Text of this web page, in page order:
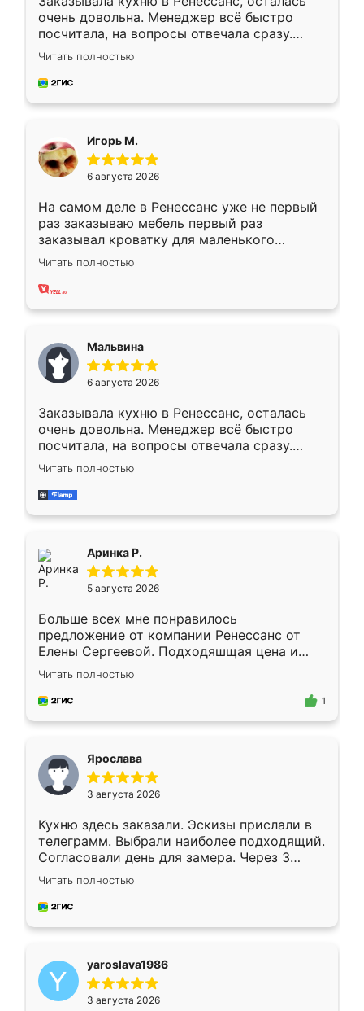
очень довольна. Менеджер всё быстро
посчитала, на вопросы отвечала сразу.
Замерщик приехал в субботу, подошёл к
делу со всей ответственностью. Собрали
за день, ребята работали аккуратно, даже
Читать полностью
Игорь М.
6 августа 2026
На самом деле в Ренессанс уже не первый
раз заказываю мебель первый раз
заказывал кроватку для маленького
ребёнка при его рождении ,во второй раз
заказал шкаф-купе. По качеству очень
хорошее сборка достаточно быстрая,
меньше, здесь же он более разнообразный.
Мне нравится ,если что-то потребуется из
мебели буду заказывать только здесь.
Читать полностью
Мальвина
6 августа 2026
Заказывала кухню в Ренессанс, осталась
очень довольна. Менеджер всё быстро
посчитала, на вопросы отвечала сразу.
Замерщик приехал в субботу, подошёл к
делу со всей ответственностью. Собрали
за день, ребята работали аккуратно, даже
Читать полностью
Аринка Р.
5 августа 2026
Больше всех мне понравилось
предложение от компании Ренессанс от
Елены Сергеевой. Подходяшщая цена и
короткие сроки изготовления. Приехавший
для замера сотрудник Владислав
предложил по моему эскизу самый
Читать полностью
1
Ярослава
3 августа 2026
Кухню здесь заказали. Эскизы прислали в
телеграмм. Выбрали наиболее подходящий.
Согласовали день для замера. Через 3
недели кухня была уже готова. Остались
довольны работой. Спасибо Ренессанс
мебель за качественную работу!
Читать полностью
yaroslava1986
3 августа 2026